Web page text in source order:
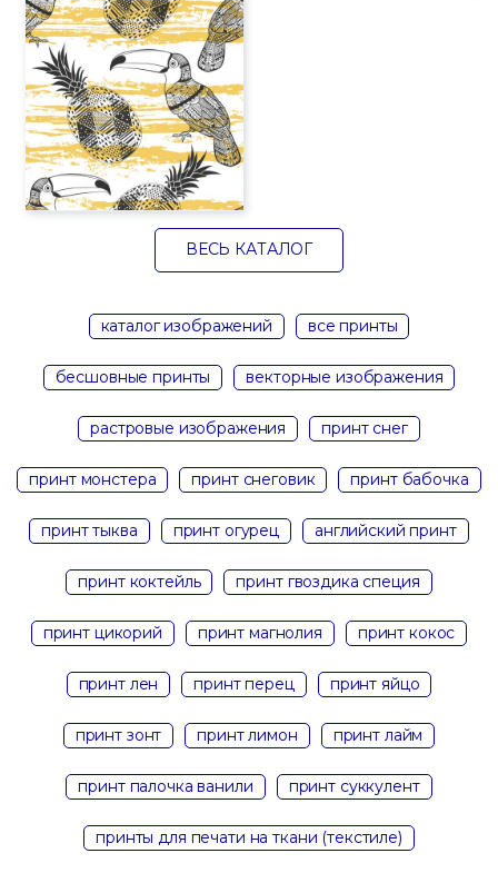
ВЕСЬ КАТАЛОГ
каталог изображений все принты
бесшовные принты векторные изображения
растровые изображения принт снег
принт монстера принт снеговик принт бабочка
принт тыква принт огурец английский принт
принт коктейль принт гвоздика специя
принт цикорий принт магнолия принт кокос
принт лен принт перец принт яйцо
принт зонт принт лимон принт лайм
принт палочка ванили принт суккулент
принты для печати на ткани (текстиле)